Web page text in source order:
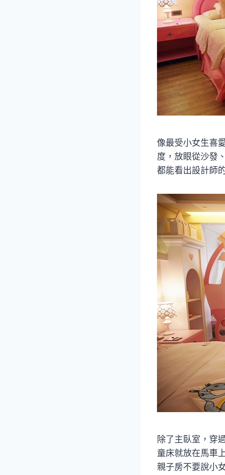
像最受小女生喜
度，放眼從沙發
都能看出設計師
除了主臥室，穿
童床就放在馬車
親子房不要說小